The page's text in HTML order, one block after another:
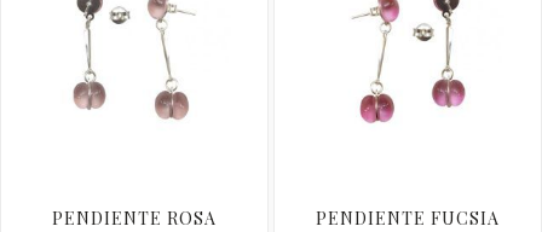
PENDIENTE ROSA
PENDIENTE FUCSIA